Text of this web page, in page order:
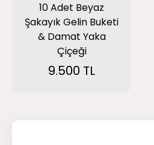
10 Adet Beyaz
Şakayık Gelin Buketi
& Damat Yaka
Çiçeği
9.500 TL